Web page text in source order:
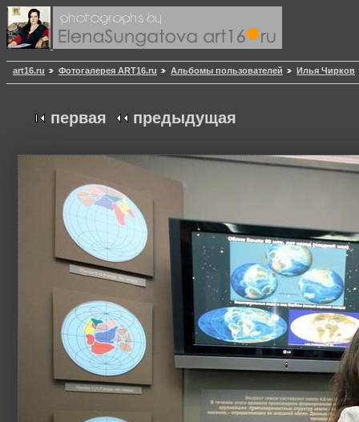
art16.ru Фотогалерея ART16.ru Альбомы пользователей Илья Чирков
первая предыдущая